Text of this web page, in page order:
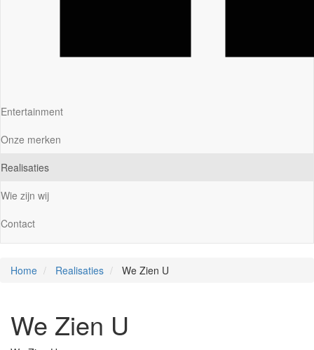
Entertainment
Onze merken
Realisaties
Wie zijn wij
Contact
Home Realisaties We Zien U
We Zien U